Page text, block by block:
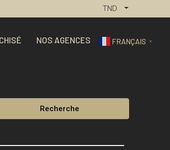
TND
NOS AGENCES FRANÇAIS ▼
Recherche